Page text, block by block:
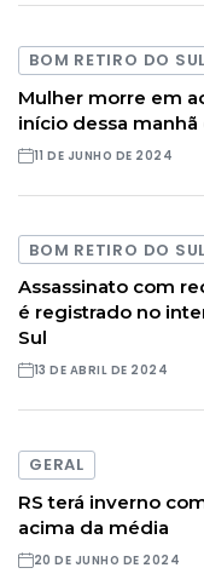
BOM RETIRO DO SUL
Mulher morre em
início dessa
11 DE JUNHO DE 2024
BOM RETIRO DO SUL
Assassinato com
é registrado no
Sul
13 DE ABRIL DE 2024
GERAL
RS terá inverno
acima da média
20 DE JUNHO DE 2024